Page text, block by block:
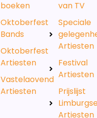
boeken
Oktoberfest
Bands
Oktoberfest
Artiesten
Vastelaovend
Artiesten
van TV
Speciale
Artiesten
Festival
Artiesten
Prijslijst
Artiesten